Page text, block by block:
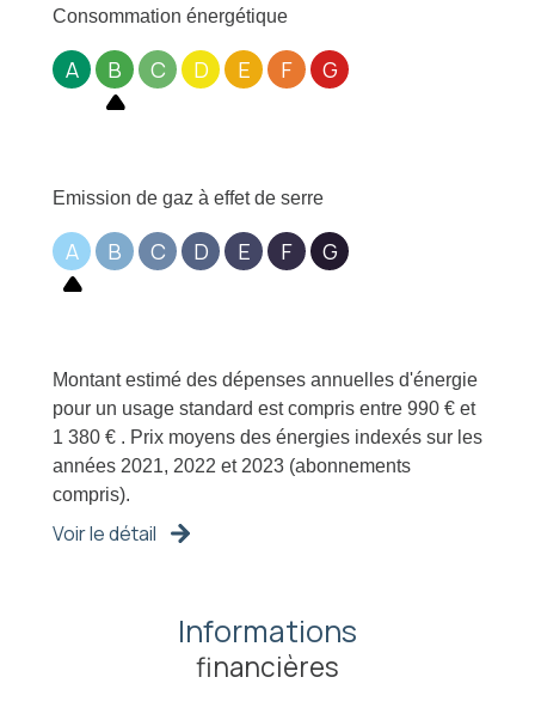
Consommation énergétique
A B C D E F G
Emission de gaz à effet de serre
A B C D E F G
Montant estimé des dépenses annuelles d'énergie
pour un usage standard est compris entre 990 € et
1 380 € . Prix moyens des énergies indexés sur les
années 2021, 2022 et 2023 (abonnements
compris).
Voir le détail
Informations
financières